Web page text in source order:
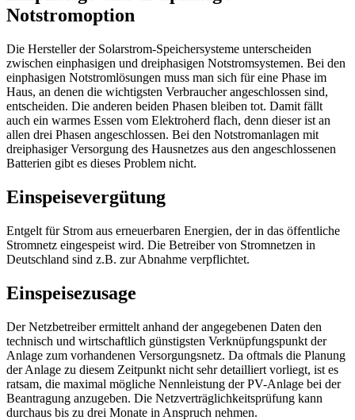
Notstromoption
Die Hersteller der Solarstrom-Speichersysteme unterscheiden
zwischen einphasigen und dreiphasigen Notstromsystemen. Bei den
einphasigen Notstromlösungen muss man sich für eine Phase im
Haus, an denen die wichtigsten Verbraucher angeschlossen sind,
entscheiden. Die anderen beiden Phasen bleiben tot. Damit fällt
auch ein warmes Essen vom Elektroherd flach, denn dieser ist an
allen drei Phasen angeschlossen. Bei den Notstromanlagen mit
dreiphasiger Versorgung des Hausnetzes aus den angeschlossenen
Batterien gibt es dieses Problem nicht.
Einspeisevergütung
Entgelt für Strom aus erneuerbaren Energien, der in das öffentliche
Stromnetz eingespeist wird. Die Betreiber von Stromnetzen in
Deutschland sind z.B. zur Abnahme verpflichtet.
Einspeisezusage
Der Netzbetreiber ermittelt anhand der angegebenen Daten den
technisch und wirtschaftlich günstigsten Verknüpfungspunkt der
Anlage zum vorhandenen Versorgungsnetz. Da oftmals die Planung
der Anlage zu diesem Zeitpunkt nicht sehr detailliert vorliegt, ist es
ratsam, die maximal mögliche Nennleistung der PV-Anlage bei der
Beantragung anzugeben. Die Netzverträglichkeitsprüfung kann
durchaus bis zu drei Monate in Anspruch nehmen.